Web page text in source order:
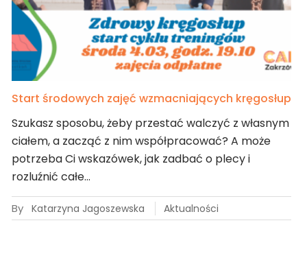
Start środowych zajęć wzmacniających kręgosłup
Szukasz sposobu, żeby przestać walczyć z własnym
ciałem, a zacząć z nim współpracować? A może
potrzeba Ci wskazówek, jak zadbać o plecy i
rozluźnić całe…
By Katarzyna Jagoszewska Aktualności